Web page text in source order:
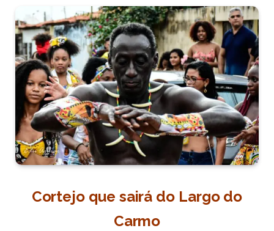
Cortejo que sairá do Largo do
Carmo